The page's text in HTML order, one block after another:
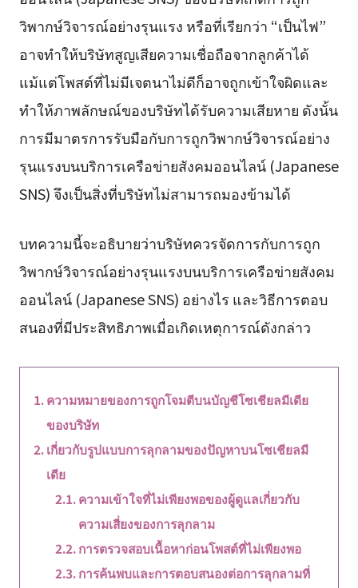
วิพากษ์วิจารณ์อย่างรุนแรง หรือที่เรียกว่า “เป็นไฟ”
อาจทำให้บริษัทสูญเสียความเชื่อถือจากลูกค้าได้
แม้แต่โพสต์ที่ไม่มีเจตนาไม่ดีก็อาจถูกเข้าใจผิดและ
ทำให้ภาพลักษณ์ของบริษัทได้รับความเสียหาย ดังนั้น
การมีมาตรการรับมือกับการถูกวิพากษ์วิจารณ์อย่าง
รุนแรงบนบริการเครือข่ายสังคมออนไลน์ (Japanese
SNS) จึงเป็นสิ่งที่บริษัทไม่สามารถมองข้ามได้
บทความนี้จะอธิบายว่าบริษัทควรจัดการกับการถูก
วิพากษ์วิจารณ์อย่างรุนแรงบนบริการเครือข่ายสังคม
ออนไลน์ (Japanese SNS) อย่างไร และวิธีการตอบ
สนองที่มีประสิทธิภาพเมื่อเกิดเหตุการณ์ดังกล่าว
ความหมายของการถูกโจมตีบนบัญชีโซเชียลมีเดีย
ของบริษัท
เกี่ยวกับรูปแบบการลุกลามของปัญหาบนโซเชียลมี
เดีย
ความเข้าใจที่ไม่เพียงพอของผู้ดูแลเกี่ยวกับ
ความเสี่ยงของการลุกลาม
การตรวจสอบเนื้อหาก่อนโพสต์ที่ไม่เพียงพอ
การค้นพบและการตอบสนองต่อการลุกลามที่